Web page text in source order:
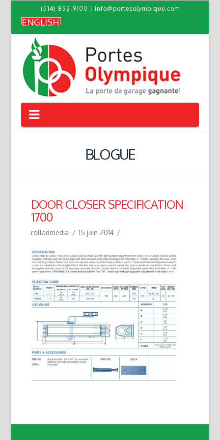
(514) 852-9100 info@portesolympique.com
ENGLISH
Navigation
BLOGUE
DOOR CLOSER SPECIFICATION
1700
rolladmedia 15 juin 2014